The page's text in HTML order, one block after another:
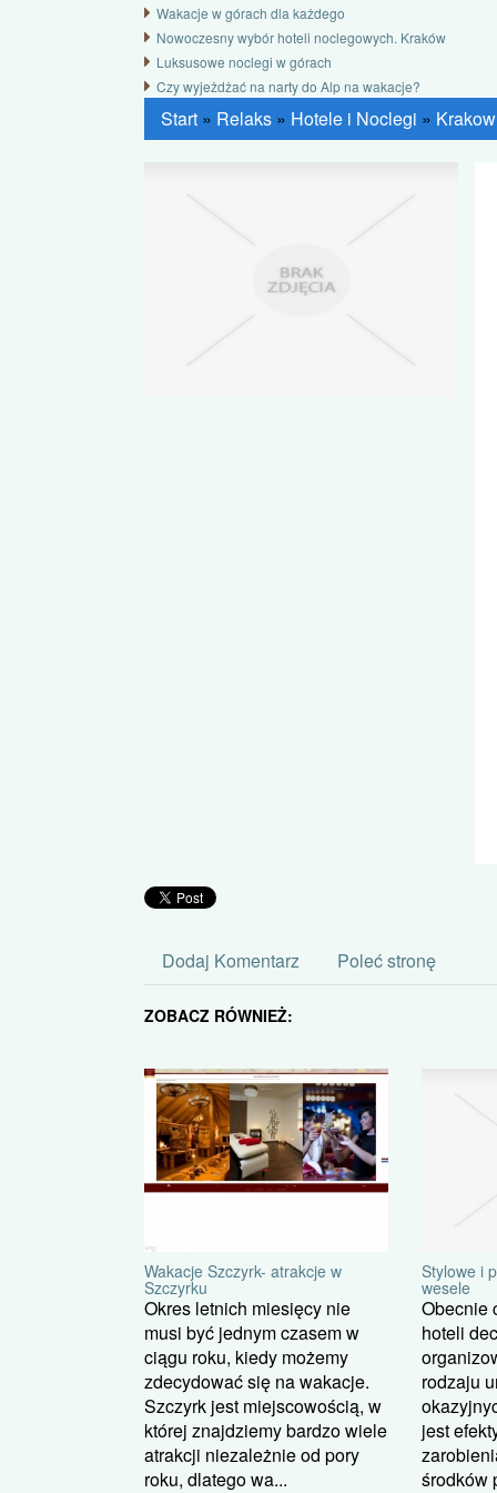
Wakacje w górach dla każdego
Nowoczesny wybór hoteli noclegowych. Kraków
Luksusowe noclegi w górach
Czy wyjeżdżać na narty do Alp na wakacje?
Start » Relaks » Hotele i Noclegi »
Dodaj Komentarz Poleć stronę
ZOBACZ RÓWNIEŻ:
Wakacje Szczyrk- atrakcje w
Szczyrku
Okres letnich miesięcy nie
musi być jednym czasem w
ciągu roku, kiedy możemy
zdecydować się na wakacje.
Szczyrk jest miejscowością, w
której znajdziemy bardzo wiele
atrakcji niezależnie od pory
roku, dlatego wa...
Stylowe i
wesele
Obecnie
hoteli
rodzaju
jest
środków